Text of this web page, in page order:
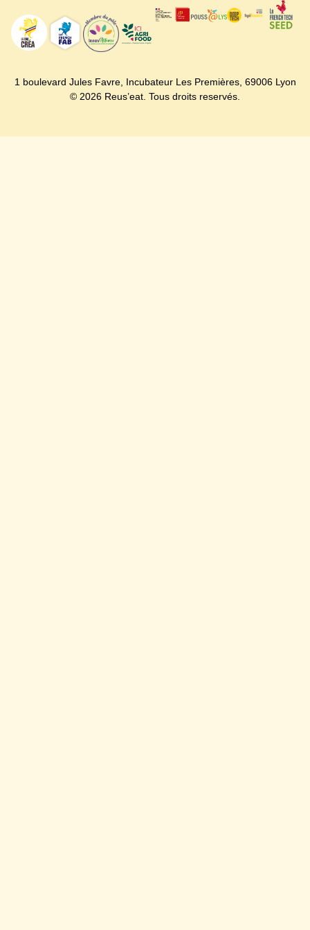
1 boulevard Jules Favre, Incubateur Les Premières, 69006 Lyon
© 2026 Reus’eat. Tous droits reservés.